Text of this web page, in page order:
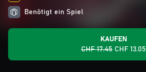
Benötigt ein Spiel
KAUFEN
CHF 17.45 CHF 13.05